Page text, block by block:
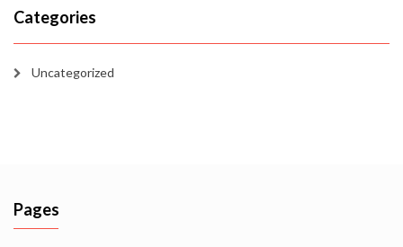
Categories
Uncategorized
Pages